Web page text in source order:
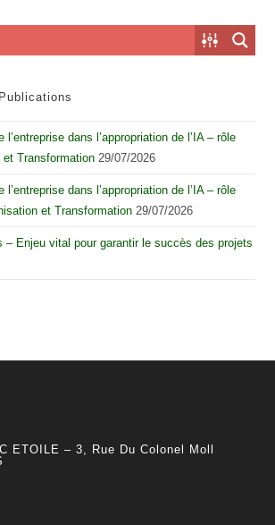
dans l’appropriation de l’IA – rôle
Transformation 29/07/2026
dans l’appropriation de l’IA – rôle
et Transformation 29/07/2026
– Enjeu vital pour garantir le succès des projets
ETOILE – 3, Rue Du Colonel Moll